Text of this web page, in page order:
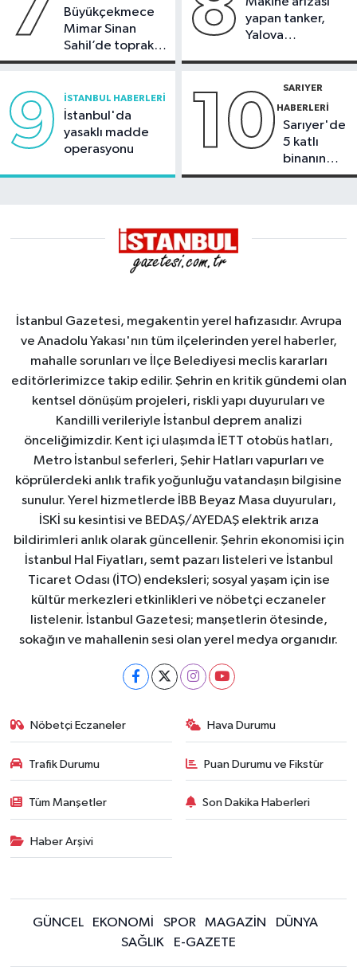
Büyükçekmece
Mimar Sinan
Sahil’de toprak
kayması
yapan tanker,
Yalova
9 İSTANBUL HABERLERI
İstanbul'da
yasaklı madde
operasyonu
10 SARIYER
HABERLERI
Sarıyer'de
5 katlı
binanın
çatısında
İstanbul Gazetesi, megakentin yerel hafızasıdır. Avrupa
ve Anadolu Yakası'nın tüm ilçelerinden yerel haberler,
mahalle sorunları ve İlçe Belediyesi meclis kararları
editörlerimizce takip edilir. Şehrin en kritik gündemi olan
kentsel dönüşüm projeleri, riskli yapı duyuruları ve
Kandilli verileriyle İstanbul deprem analizi
önceliğimizdir. Kent içi ulaşımda İETT otobüs hatları,
Metro İstanbul seferleri, Şehir Hatları vapurları ve
köprülerdeki anlık trafik yoğunluğu vatandaşın bilgisine
sunulur. Yerel hizmetlerde İBB Beyaz Masa duyuruları,
İSKİ su kesintisi ve BEDAŞ/AYEDAŞ elektrik arıza
bildirimleri anlık olarak güncellenir. Şehrin ekonomisi için
İstanbul Hal Fiyatları, semt pazarı listeleri ve İstanbul
Ticaret Odası (İTO) endeksleri; sosyal yaşam için ise
kültür merkezleri etkinlikleri ve nöbetçi eczaneler
listelenir. İstanbul Gazetesi; manşetlerin ötesinde,
sokağın ve mahallenin sesi olan yerel medya organıdır.
Nöbetçi Eczaneler Hava Durumu
Trafik Durumu Puan Durumu ve Fikstür
Tüm Manşetler Son Dakika Haberleri
Haber Arşivi
GÜNCEL EKONOMİ SPOR MAGAZİN
DÜNYA
SAĞLIK
E-GAZETE